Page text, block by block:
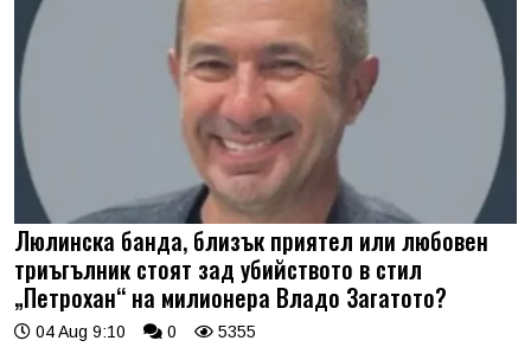
Люлинска банда, близък приятел или любовен
триъгълник стоят зад убийството в стил
„Петрохан“ на милионера Владо Загатото?
04 Aug 9:10 0 5355